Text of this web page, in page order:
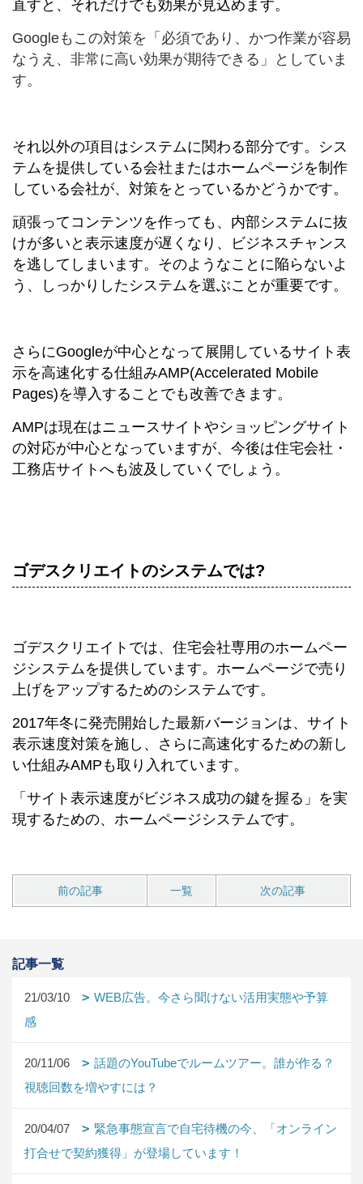
直すと、それだけでも効果が見込めます。
Googleもこの対策を「必須であり、かつ作業が容易
なうえ、非常に高い効果が期待できる」としていま
す。
それ以外の項目はシステムに関わる部分です。シス
テムを提供している会社またはホームページを制作
している会社が、対策をとっているかどうかです。
頑張ってコンテンツを作っても、内部システムに抜
けが多いと表示速度が遅くなり、ビジネスチャンス
を逃してしまいます。そのようなことに陥らないよ
う、しっかりしたシステムを選ぶことが重要です。
さらにGoogleが中心となって展開しているサイト表
示を高速化する仕組みAMP(Accelerated Mobile
Pages)を導入することでも改善できます。
AMPは現在はニュースサイトやショッピングサイト
の対応が中心となっていますが、今後は住宅会社・
工務店サイトへも波及していくでしょう。
ゴデスクリエイトのシステムでは?
ゴデスクリエイトでは、住宅会社専用のホームペー
ジシステムを提供しています。ホームページで売り
上げをアップするためのシステムです。
2017年冬に発売開始した最新バージョンは、サイト
表示速度対策を施し、さらに高速化するための新し
い仕組みAMPも取り入れています。
「サイト表示速度がビジネス成功の鍵を握る」を実
現するための、ホームページシステムです。
前の記事 一覧 次の記事
記事一覧
21/03/10
WEB広告。今さら聞けない活用実態や予算
感
20/11/06
話題のYouTubeでルームツアー。誰が作る？
視聴回数を増やすには？
20/04/07
緊急事態宣言で自宅待機の今、「オンライン
打合せで契約獲得」が登場しています！